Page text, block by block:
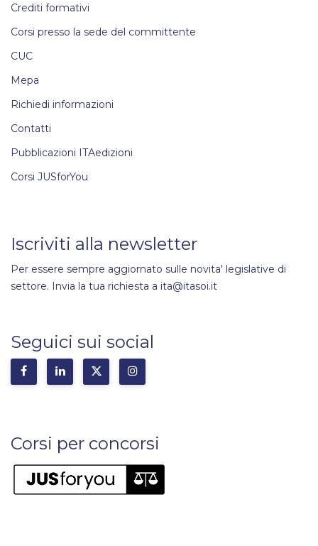
Crediti formativi
Corsi presso la sede del committente
CUC
Mepa
Richiedi informazioni
Contatti
Pubblicazioni ITAedizioni
Corsi JUSforYou
Iscriviti alla newsletter
Per essere sempre aggiornato sulle novita' legislative di
settore. Invia la tua richiesta a ita@itasoi.it
Seguici sui social
Corsi per concorsi